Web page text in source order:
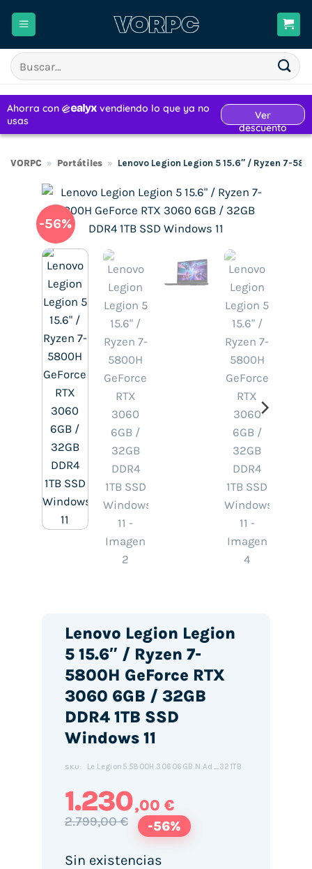
Buscar
por:
VORPC » Portátiles » Lenovo Legion Legion 5 15.6″ / Ryzen 7-
-56%
Lenovo Legion Legion
5 15.6″ / Ryzen 7-
5800H GeForce RTX
3060 6GB / 32GB
DDR4 1TB SSD
Windows 11
SKU: Le.Legion5.5800H.30606GB.N.Ad_321TB
1.230,00 €
2.799,00 € -56%
Sin existencias